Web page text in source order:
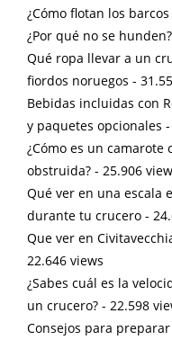
¿Cómo flotan los
¿Por qué no se hunden?
Qué ropa llevar a un
fiordos noruegos -
Bebidas incluidas con
y paquetes opcionales
¿Cómo es un camarote
obstruida?- 25.906
Qué ver en una escala
durante tu crucero-
Que ver en
22.646 views
¿Sabes cuál es la
un crucero?- 22.598
Consejos para